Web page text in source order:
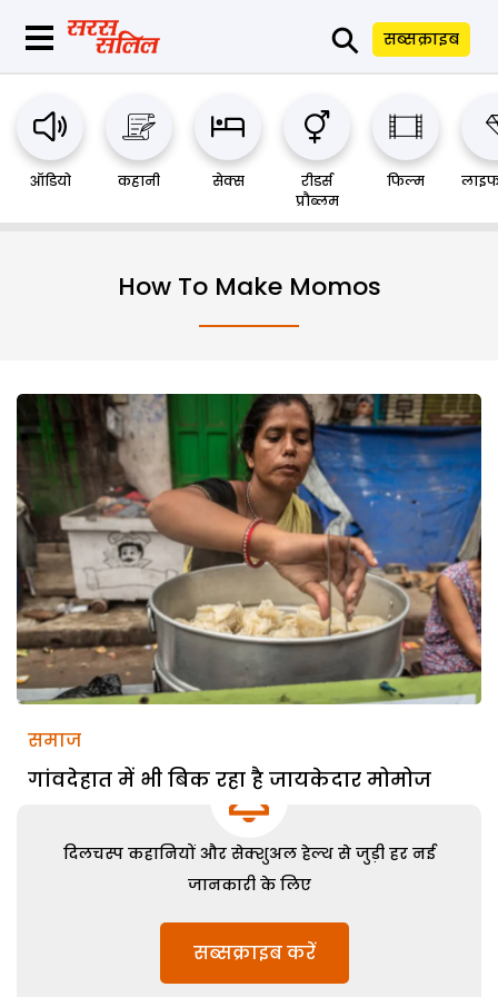
⚲ सब्सक्राइब
ऑडियो कहानी सेक्स
रीडर्स
प्रौब्लम
फिल्म
How To Make Momos
समाज
गांवदेहात में भी बिक रहा है जायकेदार मोमोज
दिलचस्प कहानियों और सेक्शुअल हेल्थ से जुड़ी हर नई
जानकारी के लिए
सब्सक्राइब करें